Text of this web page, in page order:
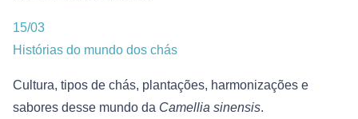
15/03
Histórias do mundo dos chás
Cultura, tipos de chás, plantações, harmonizações e
sabores desse mundo da Camellia sinensis.